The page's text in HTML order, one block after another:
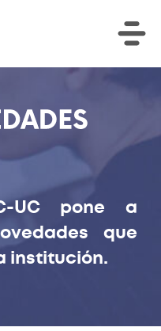
UC pone a
que
institución.